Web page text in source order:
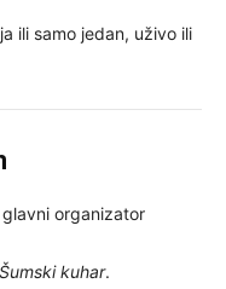
ili samo jedan, uživo ili
organizator
Šumski kuhar.